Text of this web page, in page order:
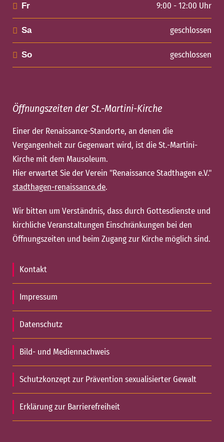
Fr 9:00 - 12:00 Uhr
Sa geschlossen
So geschlossen
Öffnungszeiten der St.-Martini-Kirche
Einer der Renaissance-Standorte, an denen die
Vergangenheit zur Gegenwart wird, ist die St.-Martini-
Kirche mit dem Mausoleum.
Hier erwartet Sie der Verein "Renaissance Stadthagen e.V."
stadthagen-renaissance.de.
Wir bitten um Verständnis, dass durch Gottesdienste und
kirchliche Veranstaltungen Einschränkungen bei den
Öffnungszeiten und beim Zugang zur Kirche möglich sind.
Kontakt
Impressum
Datenschutz
Bild- und Mediennachweis
Schutzkonzept zur Prävention sexualisierter Gewalt
Erklärung zur Barrierefreiheit